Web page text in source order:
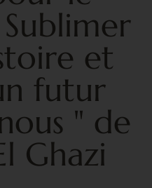
et
futur
" de
Ghazi